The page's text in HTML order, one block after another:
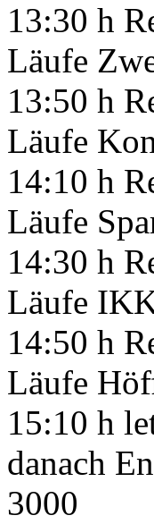
13:30 h
Läufe
13:50 h
Läufe
14:10 h
Läufe
14:30 h
Läufe
14:50 h
Läufe
15:10 h
danach
3000